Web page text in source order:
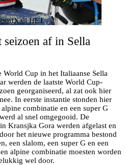
HET
seizoen af in Sella
Cup in het Italiaanse Sella
werden de laatste World Cup-
georganiseerd, al zat ook hier
In eerste instantie stonden hier
combinatie en een super G
al snel omgegooid. De
Kransjka Gora werden afgelast en
het nieuwe programma bestond
een slalom, een super G en een
alpine combinatie moesten worden
wel door.